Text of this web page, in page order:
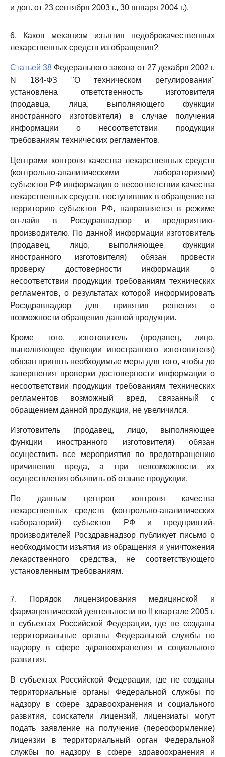
и доп. от 23 сентября 2003 г., 30 января 2004 г.).
6. Каков механизм изъятия недоброкачественных
лекарственных средств из обращения?
Статьей 38 Федерального закона от 27 декабря 2002 г.
N 184-ФЗ "О техническом регулировании"
установлена ответственность изготовителя
(продавца, лица, выполняющего функции
иностранного изготовителя) в случае получения
информации о несоответствии продукции
требованиям технических регламентов.
Центрами контроля качества лекарственных средств
(контрольно-аналитическими лабораториями)
субъектов РФ информация о несоответствии качества
лекарственных средств, поступивших в обращение на
территорию субъектов РФ, направляется в режиме
он-лайн в Росздравнадзор и предприятию-
производителю. По данной информации изготовитель
(продавец, лицо, выполняющее функции
иностранного изготовителя) обязан провести
проверку достоверности информации о
несоответствии продукции требованиям технических
регламентов, о результатах которой информировать
Росздравнадзор для принятия решения о
возможности обращения данной продукции.
Кроме того, изготовитель (продавец, лицо,
выполняющее функции иностранного изготовителя)
обязан принять необходимые меры для того, чтобы до
завершения проверки достоверности информации о
несоответствии продукции требованиям технических
регламентов возможный вред, связанный с
обращением данной продукции, не увеличился.
Изготовитель (продавец, лицо, выполняющее
функции иностранного изготовителя) обязан
осуществить все мероприятия по предотвращению
причинения вреда, а при невозможности их
осуществления объявить об отзыве продукции.
По данным центров контроля качества
лекарственных средств (контрольно-аналитических
лабораторий) субъектов РФ и предприятий-
производителей Росздравнадзор публикует письмо о
необходимости изъятия из обращения и уничтожения
лекарственного средства, не соответствующего
установленным требованиям.
7. Порядок лицензирования медицинской и
фармацевтической деятельности во II квартале 2005 г.
в субъектах Российской Федерации, где не созданы
территориальные органы Федеральной службы по
надзору в сфере здравоохранения и социального
развития.
В субъектах Российской Федерации, где не созданы
территориальные органы Федеральной службы по
надзору в сфере здравоохранения и социального
развития, соискатели лицензий, лицензиаты могут
подать заявление на получение (переоформление)
лицензии в территориальный орган Федеральной
службы по надзору в сфере здравоохранения и